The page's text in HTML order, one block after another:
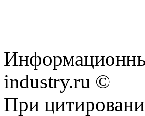
industry.ru ©
При